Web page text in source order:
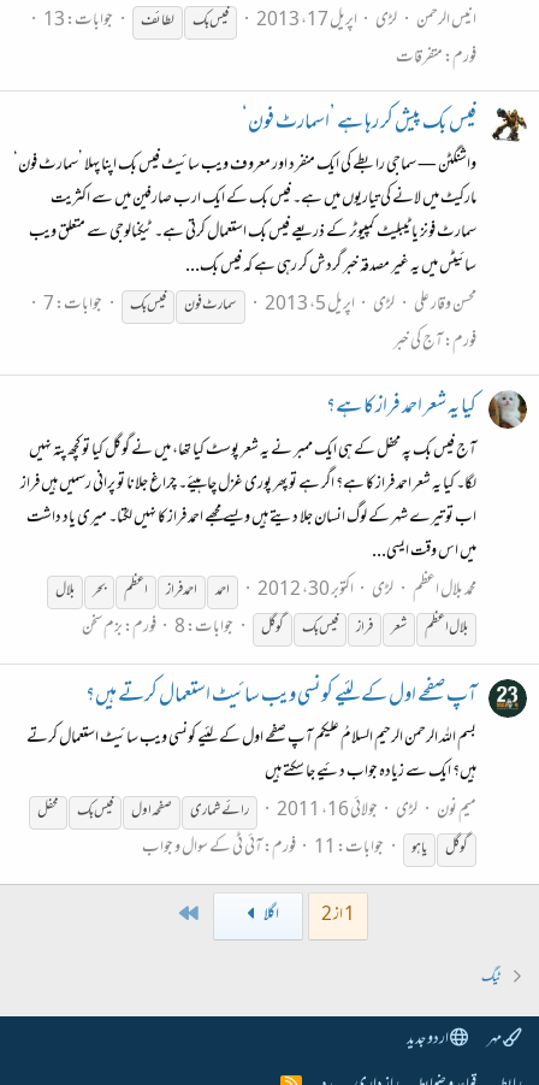
انیس الرحمن
لڑی اپریل 17، 2013 فیسبک لطائف
جوابات: 13
فورم:متفرقات
فیس بک پیش کر رہا ہے ’اسمارٹ فون‘
واشنگٹن — سماجی رابطے کی ایک منفرد اور معروف ویب سائیٹ فیس بک اپنا پہلا ’سمارٹ فون‘
مارکیٹ میں لانے کی تیاریوں میں ہے۔ فیس بک کے ایک ارب صارفین میں سے اکثریت
سمارٹ فونز یا ٹیبلیٹ کمپیوٹر کے ذریعے فیس بک استعمال کرتی ہے۔ ٹیکنالوجی سے متعلق ویب
سائیٹس میں یہ غیر مصدقہ خبر گردش کر رہی ہے کہ فیس بک...
محسن وقار علی لڑی اپریل 5، 2013 سمارٹ فون فیسبک
جوابات: 7
فورم:آج کی خبر
کیا یہ شعر احمد فراز کا ہے؟
آج فیس بک پہ محفل کے ہی ایک ممبر نے یہ شعر پوسٹ کیا تھا، میں نے گوگل کیا تو کچھ پتہ نہیں
لگا۔ کیا یہ شعر احمد فراز کا ہے؟ اگر ہے تو پھر پوری غزل چاہیئے۔ چراغ جلانا تو پرانی رسمیں ہیں فراز
اب تو تیرے شہر کے لوگ انسان جلا دیتے ہیں ویسے مجھے احمد فراز کا نہیں لگتا۔ میری یاد داشت
میں اس وقت ایسی...
محمد بلال اعظم لڑی اکتوبر 30، 2012 احمد احمد فراز اعظم بحر
بلال
بلال اعظم
شعر فراز فیسبک گوگل جوابات: 8 فورم:بزم سخن
آپ صفحے اول کے لئیے کونسی ویب سائیٹ استعمال کرتے ہیں؟
بسم اللہ الرحمن الرحیم السلامُ علیکم آپ صفحے اول کے لئیے کونسی ویب سائیٹ استعمال کرتے
ہیں؟ ایک سے زیادہ جواب دئیے جا سکتے ہیں
میم نون
لڑی جولائی 16، 2011 رائے شماری صفحہ اول فیسبک
محفل
گوگل
یاہو جوابات: 11 فورم:آئی ٹی کے سوال و جواب
1 از 2 اگلا
ٹیگ
مہر
اردو جدید